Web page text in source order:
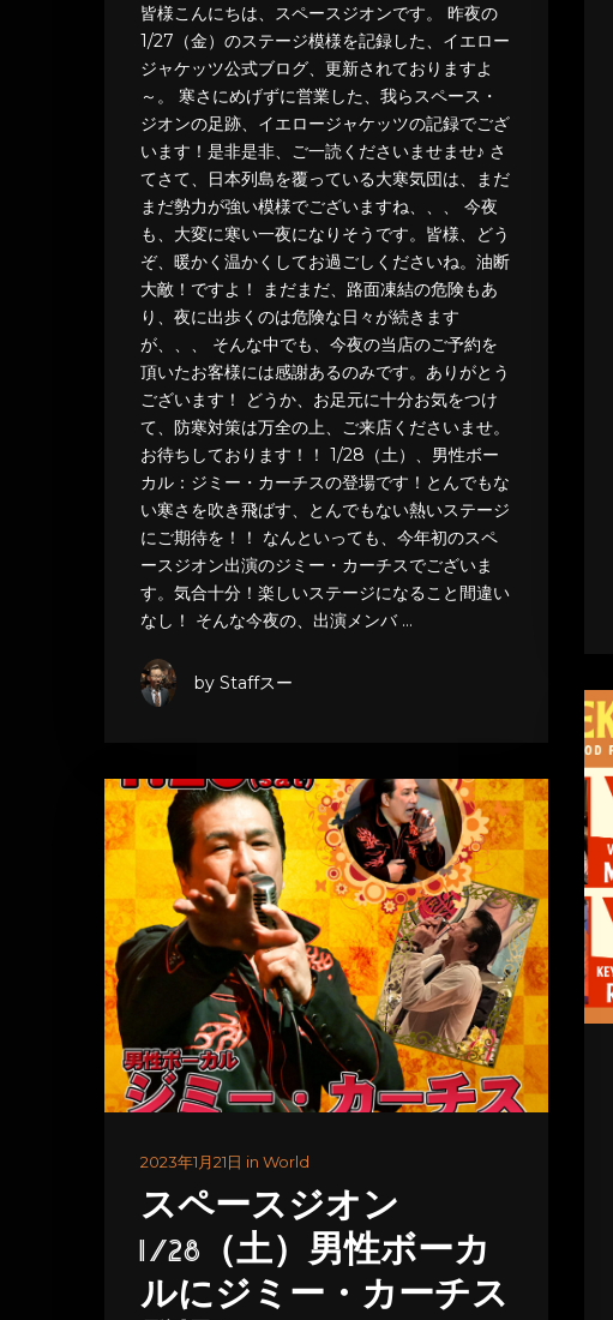
皆様こんにちは、スペースジオンです。 昨夜の
1/27（金）のステージ模様を記録した、イエロー
ジャケッツ公式ブログ、更新されておりますよ
～。 寒さにめげずに営業した、我らスペース・
ジオンの足跡、イエロージャケッツの記録でござ
います！是非是非、ご一読くださいませませ♪ さ
てさて、日本列島を覆っている大寒気団は、まだ
まだ勢力が強い模様でございますね、、、 今夜
も、大変に寒い一夜になりそうです。皆様、どう
ぞ、暖かく温かくしてお過ごしくださいね。油断
大敵！ですよ！ まだまだ、路面凍結の危険もあ
り、夜に出歩くのは危険な日々が続きます
が、、、 そんな中でも、今夜の当店のご予約を
頂いたお客様には感謝あるのみです。ありがとう
ございます！ どうか、お足元に十分お気をつけ
て、防寒対策は万全の上、ご来店くださいませ。
お待ちしております！！ 1/28（土）、男性ボー
カル：ジミー・カーチスの登場です！とんでもな
い寒さを吹き飛ばす、とんでもない熱いステージ
にご期待を！！ なんといっても、今年初のスペ
ースジオン出演のジミー・カーチスでございま
す。気合十分！楽しいステージになること間違い
なし！ そんな今夜の、出演メンバ …
by Staffスー
2023年1月21日 in World
スペースジオン
1/28（土）男性ボーカ
ルにジミー・カーチス